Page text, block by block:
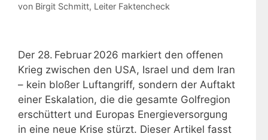
von Birgit Schmitt, Leiter Faktencheck
Der 28. Februar 2026 markiert den offenen
Krieg zwischen den USA, Israel und dem Iran
– kein bloßer Luftangriff, sondern der Auftakt
einer Eskalation, die die gesamte Golfregion
erschüttert und Europas Energieversorgung
in eine neue Krise stürzt. Dieser Artikel fasst